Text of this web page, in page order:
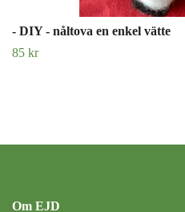
- DIY - nåltova en enkel vätte
85 kr
Om EJD